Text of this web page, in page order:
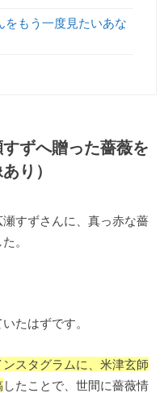
をもう一度見たいあな
ずへ贈った薔薇を
り）
すずさんに、真っ赤な薔
。
たはずです。
スタグラムに、米津玄師
したことで、世間に薔薇情